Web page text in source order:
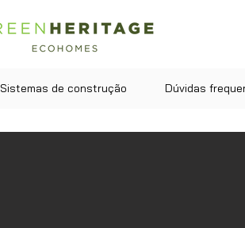
Sistemas de construção Dúvidas